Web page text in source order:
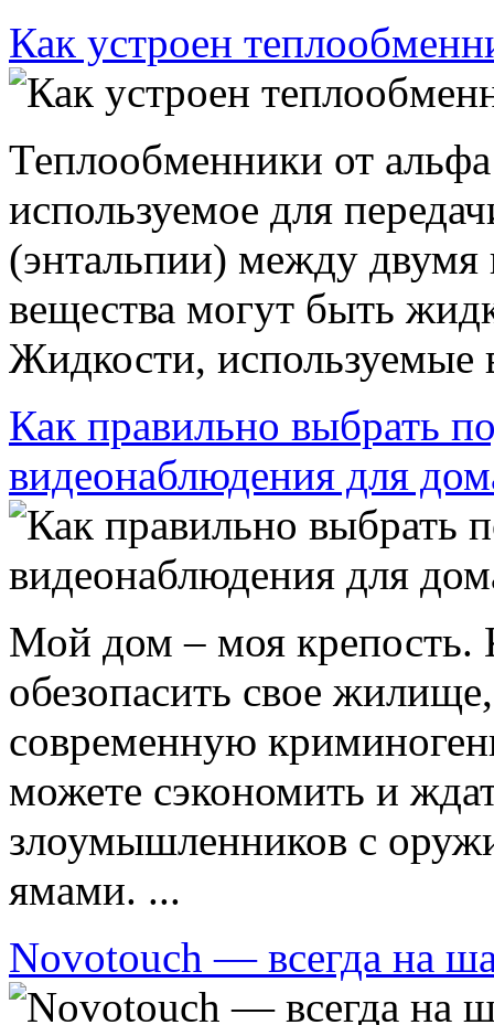
Как устроен
Теплообменники от
используемое для
(энтальпии) между
вещества могут быть
Жидкости, используемые
Как правильно выбрать
видеонаблюдения для
Мой дом – моя крепость.
обезопасить свое
современную
можете сэкономить и
злоумышленников с
ямами. ...
Novotouch — всегда на